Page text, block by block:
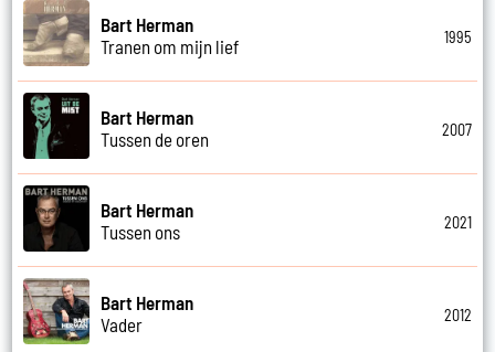
Bart Herman
Tranen om mijn lief
1995
Bart Herman
Tussen de oren
2007
Bart Herman
Tussen ons
2021
Bart Herman
Vader
2012